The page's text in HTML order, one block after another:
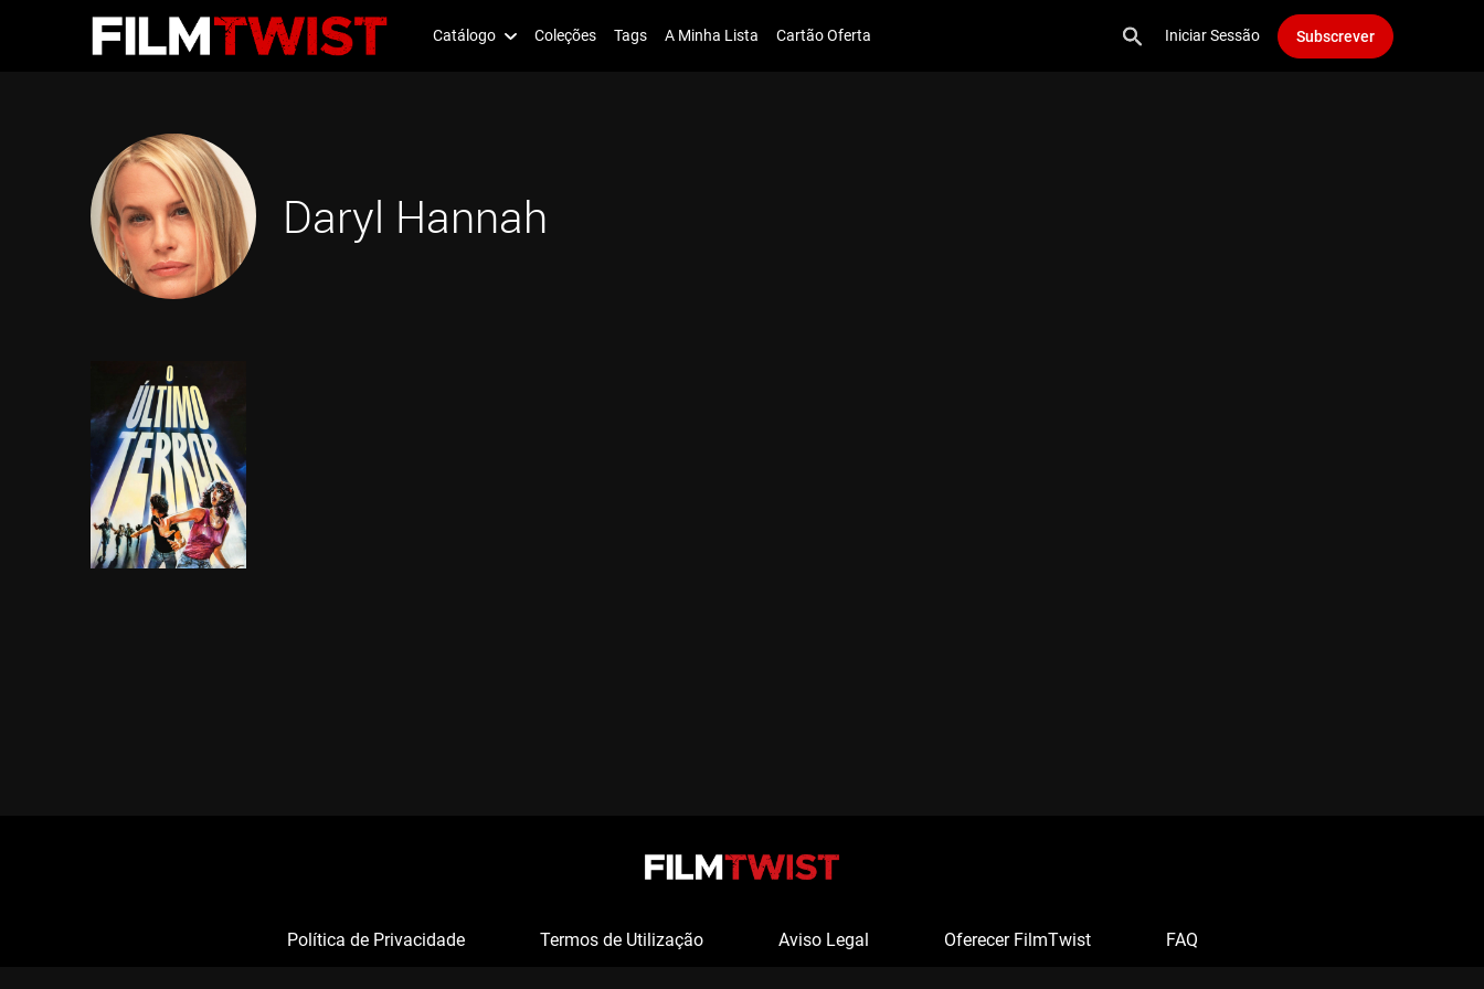
Catálogo Coleções Tags A Minha Lista Cartão Oferta Iniciar Sessão Subscrever
Daryl Hannah
Política de Privacidade Termos de Utilização Aviso Legal Oferecer FilmTwist FAQ